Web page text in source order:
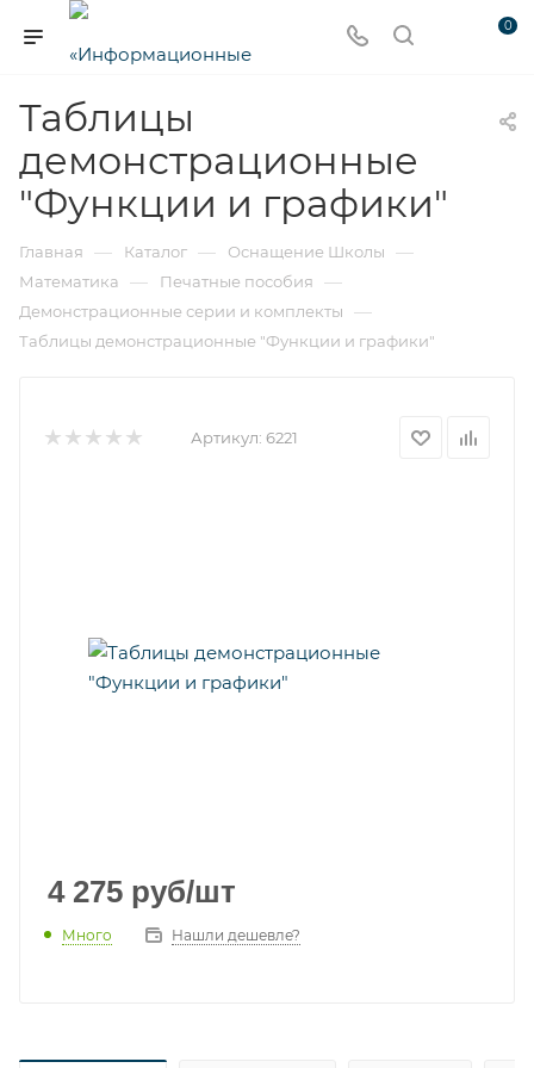
0
Таблицы
демонстрационные
"Функции и графики"
Главная — Каталог — Оснащение Школы —
Математика — Печатные пособия —
Демонстрационные серии и комплекты —
Таблицы демонстрационные "Функции и графики"
Артикул: 6221
4 275 руб/шт
Много Нашли дешевле?